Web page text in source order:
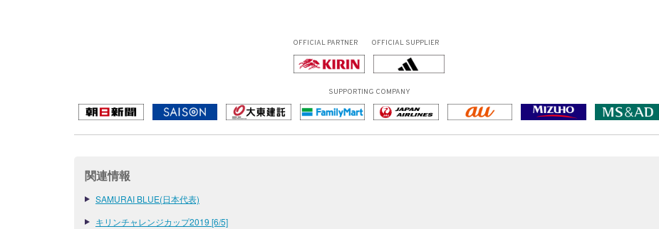
OFFICIAL PARTNER OFFICIAL SUPPLIER
SUPPORTING COMPANY
関連情報
SAMURAI BLUE(日本代表)
キリンチャレンジカップ2019 [6/5]